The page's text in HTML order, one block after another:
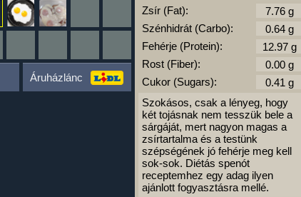
Szöveges
Értékelés
Ha ma már nem eszel/sportolsz többet,
kattints a kiértékelésre!
A Kalória Szimulátor Prémium funkció.
kalóriabázis.hu
-
Áruházlánc
Zsír (Fat):
Szénhidrát (Carbo):
Fehérje (Protein):
Rost (Fiber):
Cukor (Sugars):
Szokásos, csak a lényeg, hogy
két tojásnak nem tesszük bele a
sárgáját, mert nagyon magas a
zsírtartalma és a testünk
szépségének jó fehérje meg kell
sok-sok. Diétás spenót
receptemhez egy adag ilyen
ajánlott fogyasztásra mellé.